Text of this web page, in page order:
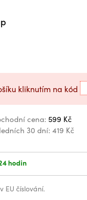
kliknutím na kód
cena: 599 Kč
30 dní: 419 Kč
hodin
EU číslování.